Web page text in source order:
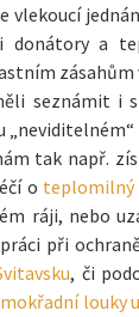
vlekoucí
donátory a
zásahům
seznámit i s
tak např.
o teplomilný
ráji, nebo
při
, či
louky